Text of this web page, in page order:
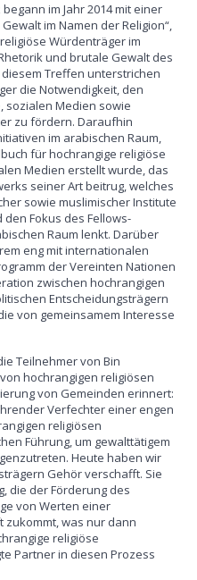
im Jahr 2014 mit einer
im Namen der Religion“,
Würdenträger im
und brutale Gewalt des
Treffen unterstrichen
die Notwendigkeit, den
sozialen Medien sowie
zu fördern. Daraufhin
im arabischen Raum,
für hochrangige religiöse
Medien erstellt wurde, das
seiner Art beitrug, welches
sowie muslimischer Institute
Fokus des Fellows-
Raum lenkt. Darüber
eng mit internationalen
der Vereinten Nationen
zwischen hochrangigen
Entscheidungsträgern
von gemeinsamem Interesse
Teilnehmer von Bin
hochrangigen religiösen
von Gemeinden erinnert:
Verfechter einer engen
religiösen
Führung, um gewalttätigem
Heute haben wir
Gehör verschafft. Sie
die der Förderung des
von Werten einer
zukommt, was nur dann
religiöse
Partner in diesen Prozess